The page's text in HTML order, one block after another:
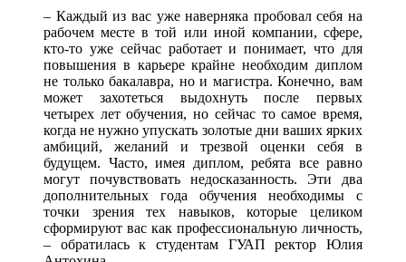
– Каждый из вас уже наверняка пробовал себя на
рабочем месте в той или иной компании, сфере,
кто-то уже сейчас работает и понимает, что для
повышения в карьере крайне необходим диплом
не только бакалавра, но и магистра. Конечно, вам
может захотеться выдохнуть после первых
четырех лет обучения, но сейчас то самое время,
когда не нужно упускать золотые дни ваших ярких
амбиций, желаний и трезвой оценки себя в
будущем. Часто, имея диплом, ребята все равно
могут почувствовать недосказанность. Эти два
дополнительных года обучения необходимы с
точки зрения тех навыков, которые целиком
сформируют вас как профессиональную личность,
– обратилась к студентам ГУАП ректор Юлия